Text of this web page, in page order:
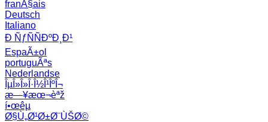
franÃ§ais
Deutsch
Italiano
Ð ÑƒÑÑÐºÐ¸Ð¹
EspaÃ±ol
portuguÃªs
Nederlandse
ÎµÎ»Î»Î·Î½Î¹ÎºÎ¬
æ—¥æœ¬èªž
í•œêµ­
Ø§Ù„Ø¹Ø±Ø¨ÙŠØ©